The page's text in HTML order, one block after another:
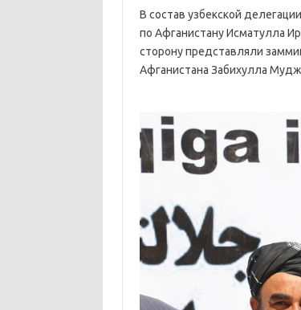
В состав узбекской
по Афганистану Исматулла
сторону представляли
Афганистана Забихулла